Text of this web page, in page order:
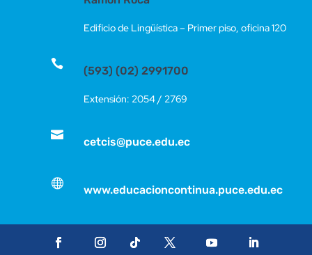
Edificio de Lingüística – Primer piso, oficina 120

(593) (02) 2991700
Extensión: 2054 / 2769

cetcis@puce.edu.ec

www.educacioncontinua.puce.edu.ec